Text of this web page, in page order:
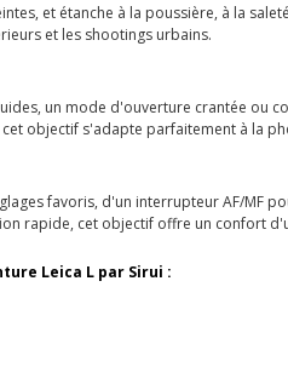
et étanche à la poussière, à la
et les shootings urbains.
un mode d'ouverture crantée ou
objectif s'adapte parfaitement à la
favoris, d'un interrupteur AF/MF
rapide, cet objectif offre un confort
Leica L par Sirui :